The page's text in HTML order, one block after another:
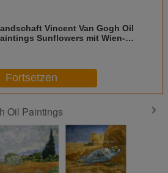
Vincent Van Gogh Oil
Sunflowers mit Wien-
Fortsetzen
Oil Paintings